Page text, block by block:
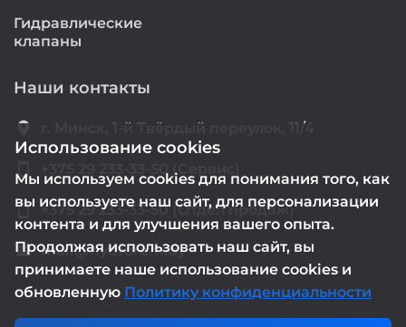
Гидравлические
клапаны
Наши контакты
location_on г. Минск, 1-й Твёрдый переулок, 11/4
smartphone +375 29 233-33-50 (Сервис)
smartphone +375 29 233-33-50 (Отдел продаж)
email mail@hydrorem.by
Использование cookies
Мы используем cookies для понимания того, как
вы используете наш сайт, для персонализации
контента и для улучшения вашего опыта.
Продолжая использовать наш сайт, вы
принимаете наше использование cookies и
обновленную Политику конфиденциальности